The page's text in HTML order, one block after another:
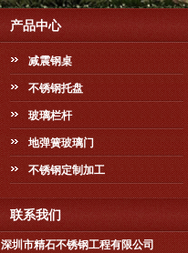
产品中心
减震钢桌
不锈钢托盘
玻璃栏杆
地弹簧玻璃门
不锈钢定制加工
联系我们
深圳市精石不锈钢工程有限公司